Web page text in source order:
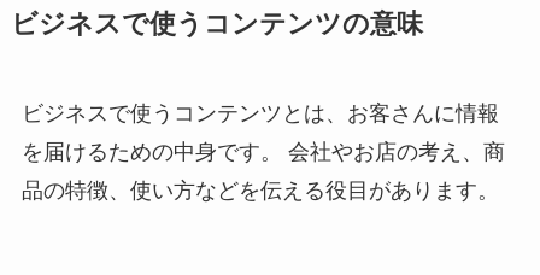
ビジネスで使うコンテンツの意味
ビジネスで使うコンテンツとは、お客さんに情報
を届けるための中身です。 会社やお店の考え、商
品の特徴、使い方などを伝える役目があります。